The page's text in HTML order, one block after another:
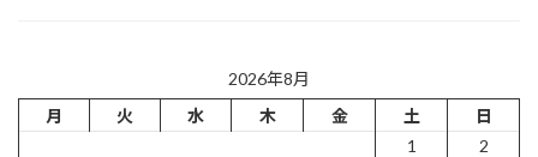
2026年8月
月
火 水 木 金 土
日
1
2